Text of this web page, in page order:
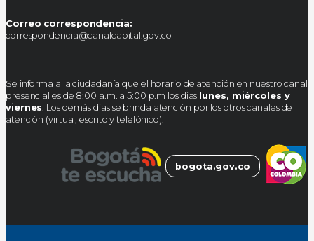
Correo correspondencia:
correspondencia@canalcapital.gov.co
Se informa a la ciudadanía que el horario de atención en nuestro canal
presencial es de 8:00 a.m. a 5:00 p.m los días lunes, miércoles y
viernes . Los demás días se brinda atención por los otros canales de
atención (virtual, escrito y telefónico).
bogota.gov.co